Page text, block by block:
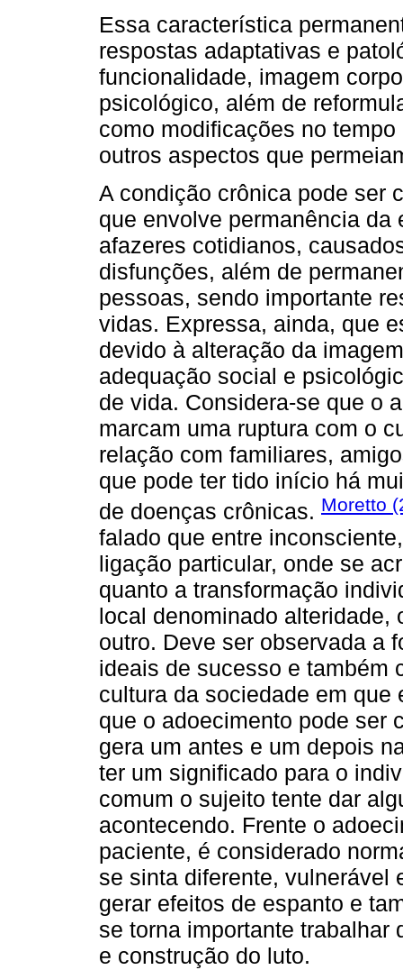
Essa característica
respostas adaptativas e
funcionalidade, imagem
psicológico, além de
como modificações no
outros aspectos que
A condição crônica pode ser
que envolve permanência
afazeres cotidianos,
disfunções, além de
pessoas, sendo importante
vidas. Expressa, ainda, que
devido à alteração da
adequação social e
de vida. Considera-se que o
marcam uma ruptura com o
relação com familiares,
que pode ter tido início há
de doenças crônicas. Moretto
falado que entre
ligação particular, onde se
quanto a transformação
local denominado alteridade,
outro. Deve ser observada a
ideais de sucesso e também
cultura da sociedade em
que o adoecimento pode ser
gera um antes e um depois
ter um significado para o
comum o sujeito tente dar
acontecendo. Frente o
paciente, é considerado
se sinta diferente, vulnerável
gerar efeitos de espanto e
se torna importante trabalhar
e construção do luto.